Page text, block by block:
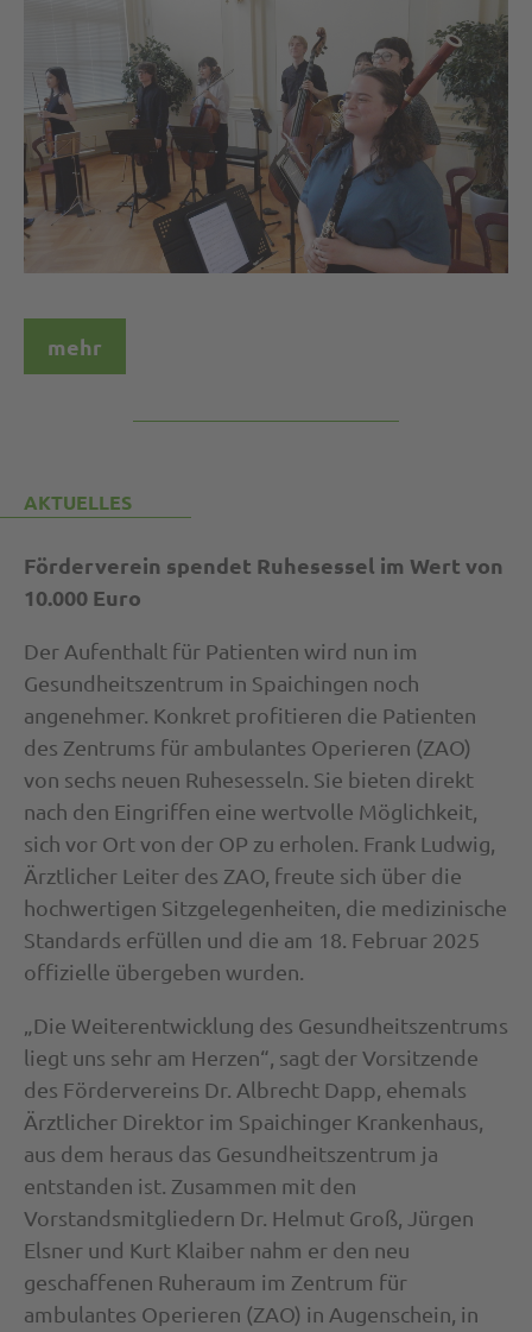
mehr
AKTUELLES
Förderverein spendet Ruhesessel im Wert von
10.000 Euro
Der Aufenthalt für Patienten wird nun im
Gesundheitszentrum in Spaichingen noch
angenehmer. Konkret profitieren die Patienten
des Zentrums für ambulantes Operieren (ZAO)
von sechs neuen Ruhesesseln. Sie bieten direkt
nach den Eingriffen eine wertvolle Möglichkeit,
sich vor Ort von der OP zu erholen. Frank Ludwig,
Ärztlicher Leiter des ZAO, freute sich über die
hochwertigen Sitzgelegenheiten, die medizinische
Standards erfüllen und die am 18. Februar 2025
offizielle übergeben wurden.
„Die Weiterentwicklung des Gesundheitszentrums
liegt uns sehr am Herzen“, sagt der Vorsitzende
des Fördervereins Dr. Albrecht Dapp, ehemals
Ärztlicher Direktor im Spaichinger Krankenhaus,
aus dem heraus das Gesundheitszentrum ja
entstanden ist. Zusammen mit den
Vorstandsmitgliedern Dr. Helmut Groß, Jürgen
Elsner und Kurt Klaiber nahm er den neu
geschaffenen Ruheraum im Zentrum für
ambulantes Operieren (ZAO) in Augenschein, in